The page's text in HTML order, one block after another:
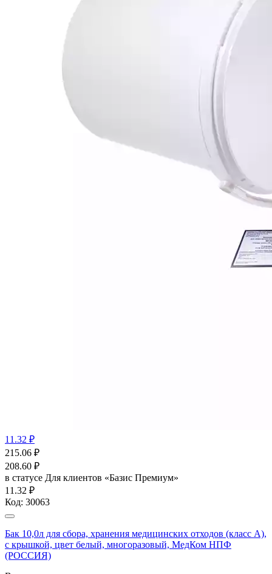
11.32 ₽
215.06 ₽
208.60 ₽
в статусе Для клиентов «Базис Премиум»
11.32 ₽
Код: 30063
Бак 10,0л для сбора, хранения медицинских отходов (класс А),
с крышкой, цвет белый, многоразовый, МедКом НПФ
(РОССИЯ)